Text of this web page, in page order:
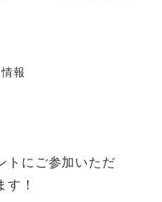
報
トにご参加いただ
す！